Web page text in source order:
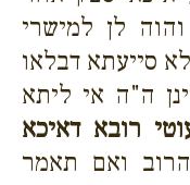
לן למישרי
סייעתא דבלאו
ה"ה אי ליתא
רובא דאיכא
ואם תאמר